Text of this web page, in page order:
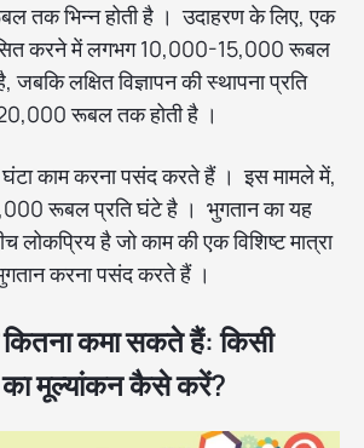
तक भिन्न होती है । उदाहरण के लिए, एक
करने में लगभग 10,000-15,000 रूबल
लक्षित विज्ञापन की स्थापना प्रति
रूबल तक होती है ।
काम करना पसंद करते हैं । इस मामले में,
रूबल प्रति घंटे है । भुगतान का यह
लोकप्रिय है जो काम की एक विशिष्ट मात्रा
करना पसंद करते हैं ।
कमा सकते हैं: किसी
का मूल्यांकन कैसे करें?